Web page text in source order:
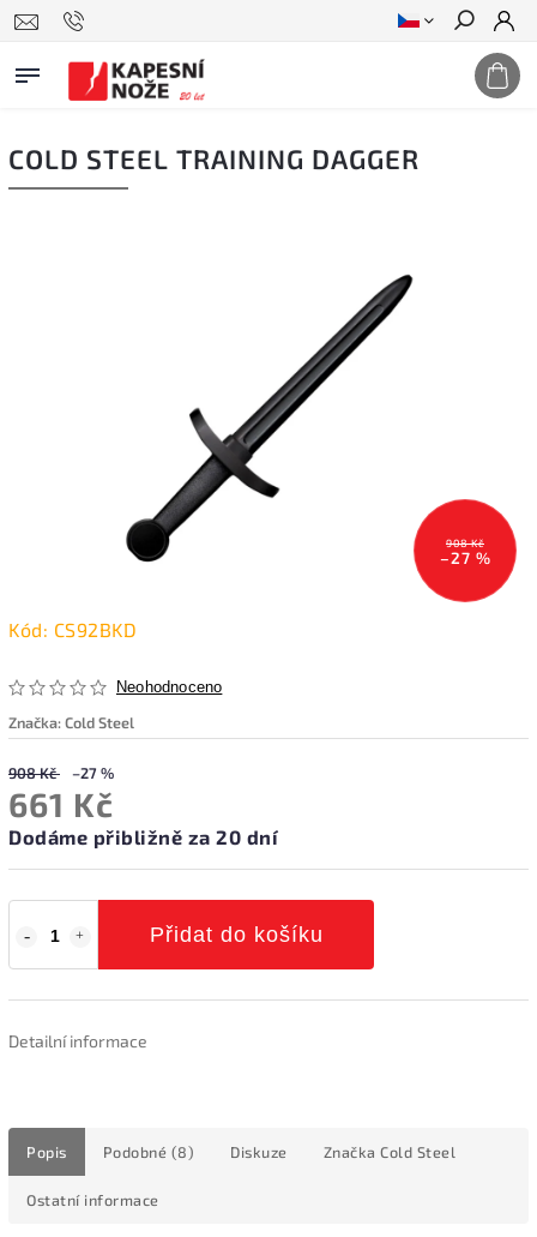
Hledat
COLD STEEL TRAINING DAGGER
908 Kč
–27 %
Kód: CS92BKD
Neohodnoceno
Značka:Cold Steel
908 Kč –27 %
661 Kč
Dodáme přibližně za 20 dní
Přidat do košíku
Detailní informace
Popis Podobné (8) Diskuze Značka Cold Steel
Ostatní informace